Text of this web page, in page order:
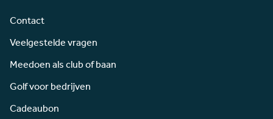
Contact
Veelgestelde vragen
Meedoen als club of baan
Golf voor bedrijven
Cadeaubon